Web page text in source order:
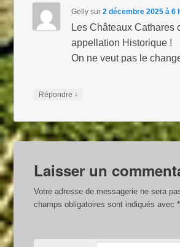
Gelly sur2 décembre 2025 à 6
Les Châteaux Cathares
appellation Historique !
On ne veut pas le
Répondre ↓
Laisser un
Votre adresse de messagerie ne sera
champs obligatoires sont indiqués avec*